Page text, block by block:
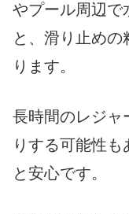
やプール周辺で
と、滑り止め
ります。
長時間のレジャ
りする可能性も
と安心です。